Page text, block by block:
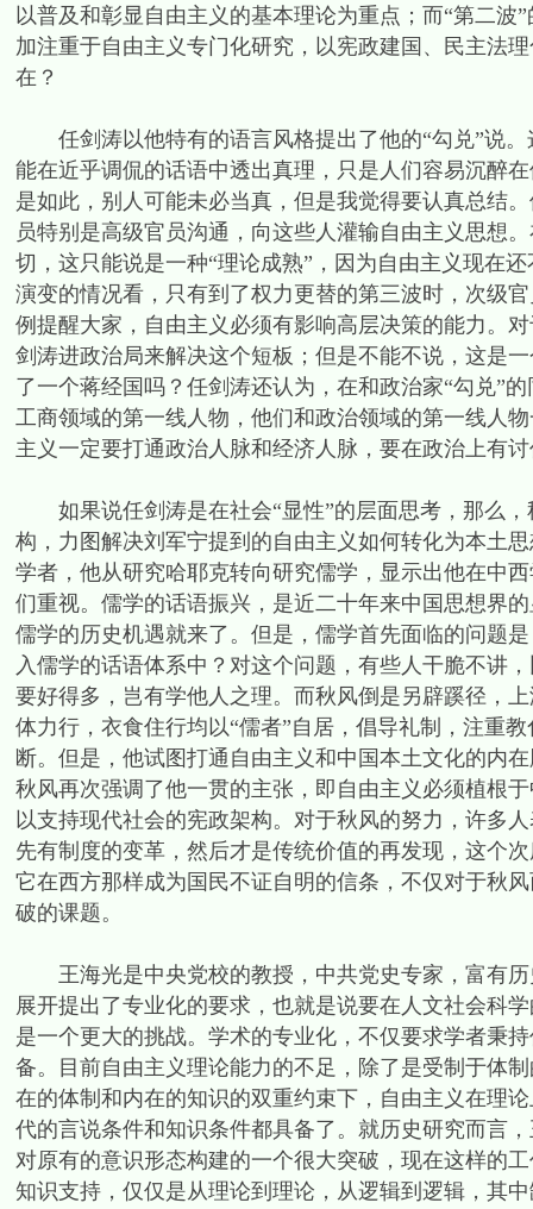
以普及和彰显自由主义的基本理论为重点；而“第二
加注重于自由主义专门化研究，以宪政建国、民主法
在？
任剑涛以他特有的语言风格提出了他的“勾兑”说。
能在近乎调侃的话语中透出真理，只是人们容易沉醉
是如此，别人可能未必当真，但是我觉得要认真总结
员特别是高级官员沟通，向这些人灌输自由主义思想
切，这只能说是一种“理论成熟”，因为自由主义现在
演变的情况看，只有到了权力更替的第三波时，次级
例提醒大家，自由主义必须有影响高层决策的能力。
剑涛进政治局来解决这个短板；但是不能不说，这是
了一个蒋经国吗？任剑涛还认为，在和政治家“勾兑”
工商领域的第一线人物，他们和政治领域的第一线人
主义一定要打通政治人脉和经济人脉，要在政治上有
如果说任剑涛是在社会“显性”的层面思考，那么，
构，力图解决刘军宁提到的自由主义如何转化为本土
学者，他从研究哈耶克转向研究儒学，显示出他在中
们重视。儒学的话语振兴，是近二十年来中国思想界
儒学的历史机遇就来了。但是，儒学首先面临的问题
入儒学的话语体系中？对这个问题，有些人干脆不讲
要好得多，岂有学他人之理。而秋风倒是另辟蹊径，
体力行，衣食住行均以“儒者”自居，倡导礼制，注重
断。但是，他试图打通自由主义和中国本土文化的内
秋风再次强调了他一贯的主张，即自由主义必须植根
以支持现代社会的宪政架构。对于秋风的努力，许多
先有制度的变革，然后才是传统价值的再发现，这个
它在西方那样成为国民不证自明的信条，不仅对于秋
破的课题。
王海光是中央党校的教授，中共党史专家，富有历
展开提出了专业化的要求，也就是说要在人文社会科
是一个更大的挑战。学术的专业化，不仅要求学者秉
备。目前自由主义理论能力的不足，除了是受制于体
在的体制和内在的知识的双重约束下，自由主义在理
代的言说条件和知识条件都具备了。就历史研究而言
对原有的意识形态构建的一个很大突破，现在这样的
知识支持，仅仅是从理论到理论，从逻辑到逻辑，其